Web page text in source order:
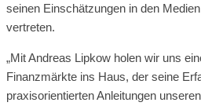
seinen Einschätzungen in den
vertreten.
„Mit Andreas Lipkow holen wir uns
Finanzmärkte ins Haus, der seine
praxisorientierten Anleitungen